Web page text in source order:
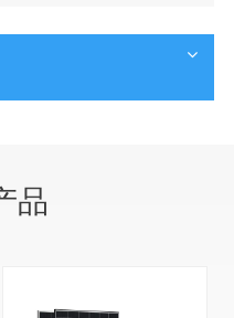
品